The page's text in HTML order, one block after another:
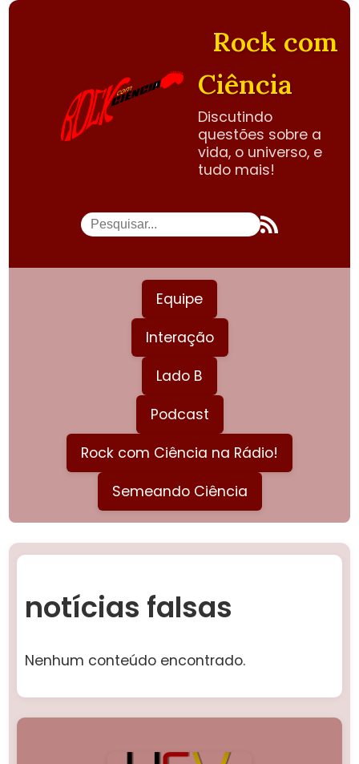
Rock com
Ciência
Discutindo
questões sobre a
vida, o universo, e
tudo mais!
Equipe
Interação
Lado B
Podcast
Rock com Ciência na Rádio!
Semeando Ciência
notícias falsas
Nenhum conteúdo encontrado.